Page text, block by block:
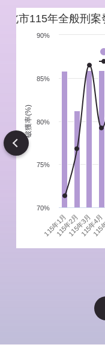
警政性別統計
警政統計通報
警政統計懶人包
破獲率(%)
北市115年全般刑
115年1月
115年2月115年3月115年4月
70%
75%
80%
85%
90%